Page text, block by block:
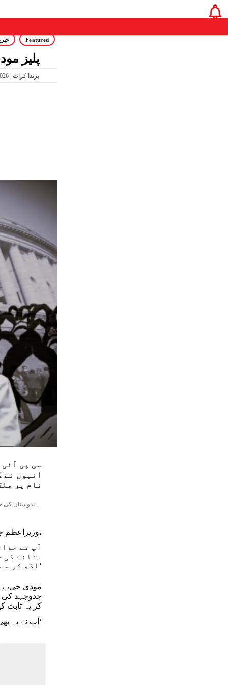
Featured
پلیز
06:51 PM Apr 23, 2026 | برندا کرات
سی پی آئی
انہوں نے
نام پر
وزیراعظم جناب نریندر مودی جی،
آپ نے
بنانے کی
لکھ کر سب کچھ واضح کیا ہے۔‘
مودی جی،
جدوجہد کی
کر یہ ثابت
آپ نے یہ بھی کہا،’میں بھی ان لوگوں میں شامل رہا ہوں جنہوں نے اس کے لیے کوششیں کیں۔‘